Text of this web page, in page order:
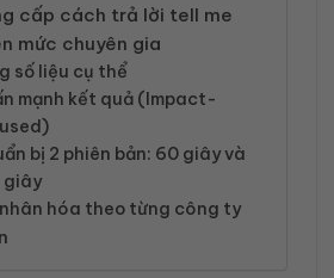
cấp cách trả lời tell me
mức chuyên gia
số liệu cụ thể
mạnh kết quả (Impact-
bị 2 phiên bản: 60 giây và
giây
hóa theo từng công ty